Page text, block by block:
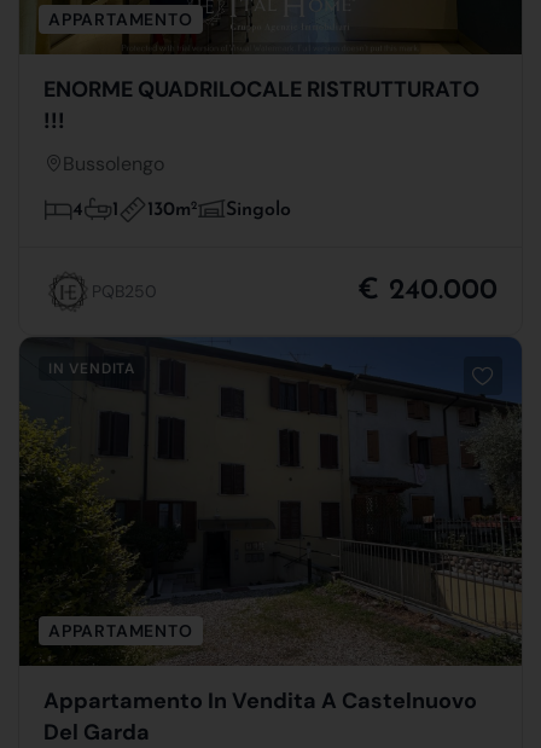
APPARTAMENTO
ENORME QUADRILOCALE RISTRUTTURATO
!!!
Bussolengo
4 1 130m2 Singolo
PQB250 € 240.000
IN VENDITA
APPARTAMENTO
Appartamento In Vendita A Castelnuovo
Del Garda